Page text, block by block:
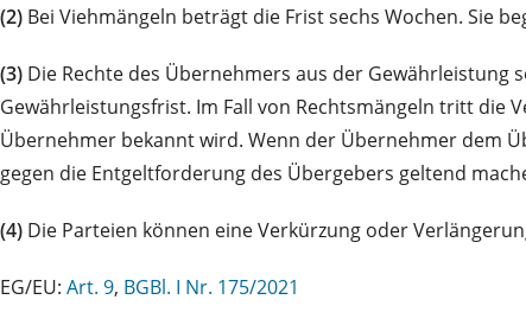
(2) Bei Viehmängeln beträgt die Frist sechs Wochen. Sie
(3) Die Rechte des Übernehmers aus der
Gewährleistungsfrist. Im Fall von Rechtsmängeln tritt die
Übernehmer bekannt wird. Wenn der Übernehmer dem
gegen die Entgeltforderung des Übergebers geltend
(4) Die Parteien können eine Verkürzung oder
EG/EU: Art. 9, BGBl. I Nr. 175/2021